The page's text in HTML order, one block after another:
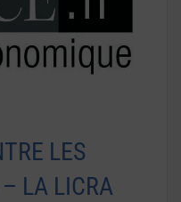
LES
LA LICRA